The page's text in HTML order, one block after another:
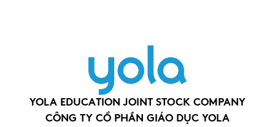
YOLA EDUCATION JOINT STOCK COMPANY
CÔNG TY CỔ PHẦN GIÁO DỤC YOLA